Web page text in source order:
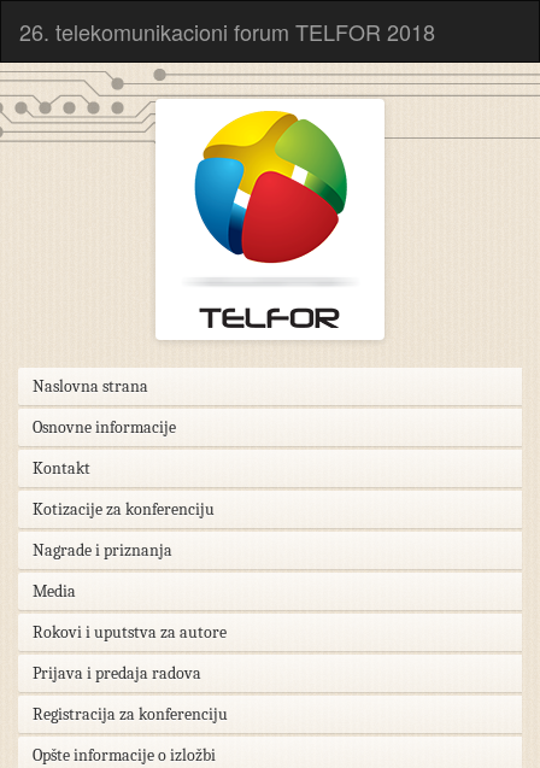
26. telekomunikacioni forum TELFOR 2018
Naslovna strana
Osnovne informacije
Kontakt
Kotizacije za konferenciju
Nagrade i priznanja
Media
Rokovi i uputstva za autore
Prijava i predaja radova
Registracija za konferenciju
Opšte informacije o izložbi